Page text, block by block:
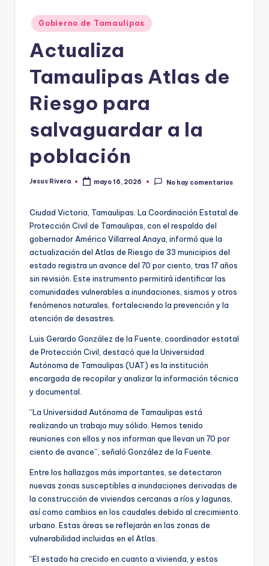
Publicado
en
Gobierno de Tamaulipas
Actualiza
Tamaulipas Atlas de
Riesgo para
salvaguardar a la
población
Publicado
Jesus Rivera mayo 16, 2026 No hay comentarios
Ciudad Victoria, Tamaulipas. La Coordinación Estatal de
Protección Civil de Tamaulipas, con el respaldo del
gobernador Américo Villarreal Anaya, informó que la
actualización del Atlas de Riesgo de 33 municipios del
estado registra un avance del 70 por ciento, tras 17 años
sin revisión. Este instrumento permitirá identificar las
comunidades vulnerables a inundaciones, sismos y otros
fenómenos naturales, fortaleciendo la prevención y la
atención de desastres.
Luis Gerardo González de la Fuente, coordinador estatal
de Protección Civil, destacó que la Universidad
Autónoma de Tamaulipas (UAT) es la institución
encargada de recopilar y analizar la información técnica
y documental.
“La Universidad Autónoma de Tamaulipas está
realizando un trabajo muy sólido. Hemos tenido
reuniones con ellos y nos informan que llevan un 70 por
ciento de avance”, señaló González de la Fuente.
Entre los hallazgos más importantes, se detectaron
nuevas zonas susceptibles a inundaciones derivadas de
la construcción de viviendas cercanas a ríos y lagunas,
así como cambios en los caudales debido al crecimiento
urbano. Estas áreas se reflejarán en las zonas de
vulnerabilidad incluidas en el Atlas.
“El estado ha crecido en cuanto a vivienda, y estos